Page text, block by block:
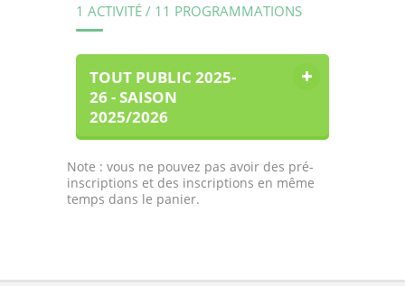
1 ACTIVITÉ / 11 PROGRAMMATIONS
TOUT PUBLIC 2025-
26 - SAISON
2025/2026
Note : vous ne pouvez pas avoir des pré-
inscriptions et des inscriptions en même
temps dans le panier.